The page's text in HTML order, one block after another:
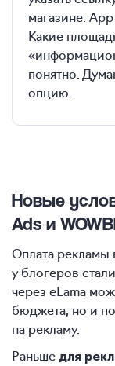
магазине:
Какие
понятно.
опцию.
Новые
Ads и
Оплата рекламы
у блогеров
через eLama
бюджета, но и
на рекламу.
Раньше для